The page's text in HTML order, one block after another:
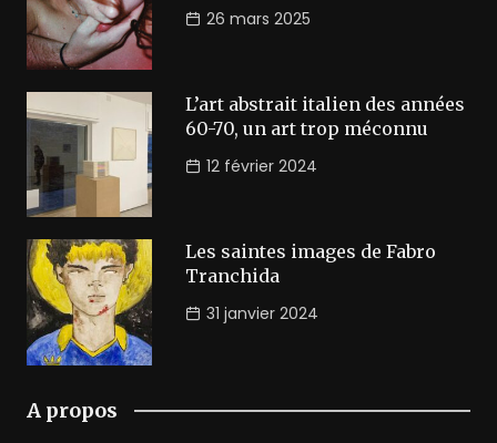
26 mars 2025
L’art abstrait italien des années
60-70, un art trop méconnu
12 février 2024
Les saintes images de Fabro
Tranchida
31 janvier 2024
A propos